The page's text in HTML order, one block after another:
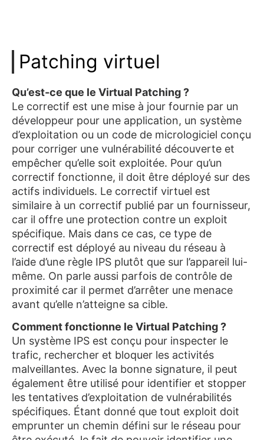
Patching virtuel
Qu’est-ce que le Virtual Patching ?
Le correctif est une mise à jour fournie par un
développeur pour une application, un système
d’exploitation ou un code de micrologiciel conçu
pour corriger une vulnérabilité découverte et
empêcher qu’elle soit exploitée. Pour qu’un
correctif fonctionne, il doit être déployé sur des
actifs individuels. Le correctif virtuel est
similaire à un correctif publié par un fournisseur,
car il offre une protection contre un exploit
spécifique. Mais dans ce cas, ce type de
correctif est déployé au niveau du réseau à
l’aide d’une règle IPS plutôt que sur l’appareil lui-
même. On parle aussi parfois de contrôle de
proximité car il permet d’arrêter une menace
avant qu’elle n’atteigne sa cible.
Comment fonctionne le Virtual Patching ?
Un système IPS est conçu pour inspecter le
trafic, rechercher et bloquer les activités
malveillantes. Avec la bonne signature, il peut
également être utilisé pour identifier et stopper
les tentatives d’exploitation de vulnérabilités
spécifiques. Étant donné que tout exploit doit
emprunter un chemin défini sur le réseau pour